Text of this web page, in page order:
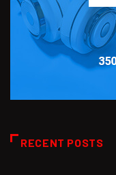
RECENT POSTS